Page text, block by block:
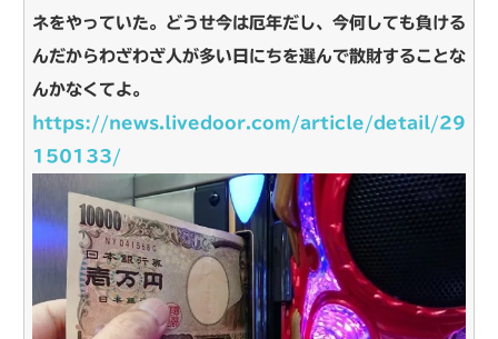
ネをやっていた。どうせ今は厄年だし、今何しても負ける
んだからわざわざ人が多い日にちを選んで散財することな
んかなくてよ。
https://news.livedoor.com/article/detail/29
150133/